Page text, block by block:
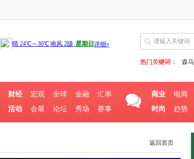
热门关键词： 森马
财经 宏观 全球 金融
汇率
活动
会展 论坛 秀场 赛事
商业 电商
时尚
趋势
返回首页